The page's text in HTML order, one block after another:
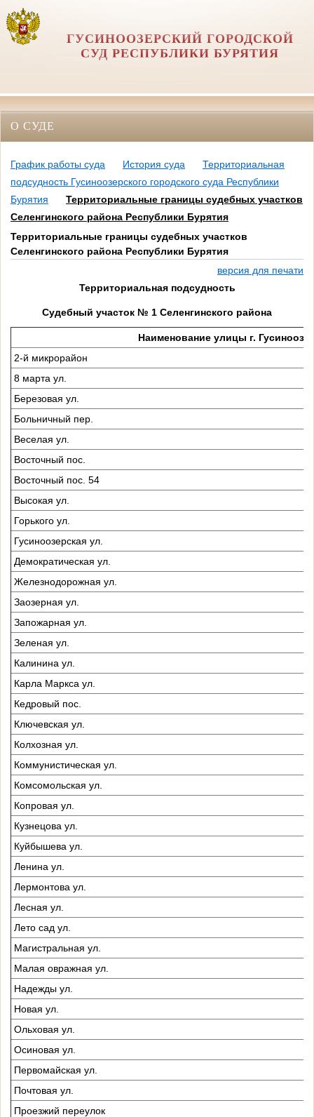
ГУСИНООЗЕРСКИЙ ГОРОДСКОЙ
СУД РЕСПУБЛИКИ БУРЯТИЯ
О СУДЕ
График работы суда История суда
Территориальная
подсудность Гусиноозерского городского суда Республики
Бурятия
Территориальные границы судебных участков
Селенгинского района Республики Бурятия
Территориальные границы судебных участков
Селенгинского района Республики Бурятия
версия для печати
Территориальная подсудность
Судебный участок № 1 Селенгинского района
Наименование улицы г.
2-й микрорайон
8 марта ул.
Березовая ул.
Больничный пер.
Веселая ул.
Восточный пос.
Восточный пос. 54
Высокая ул.
Горького ул.
Гусиноозерская ул.
Демократическая ул.
Железнодорожная ул.
Заозерная ул.
Запожарная ул.
Зеленая ул.
Калинина ул.
Карла Маркса ул.
Кедровый пос.
Ключевская ул.
Колхозная ул.
Коммунистическая ул.
Комсомольская ул.
Копровая ул.
Кузнецова ул.
Куйбышева ул.
Ленина ул.
Лермонтова ул.
Лесная ул.
Лето сад ул.
Магистральная ул.
Малая овражная ул.
Надежды ул.
Новая ул.
Ольховая ул.
Осиновая ул.
Первомайская ул.
Почтовая ул.
Проезжий переулок